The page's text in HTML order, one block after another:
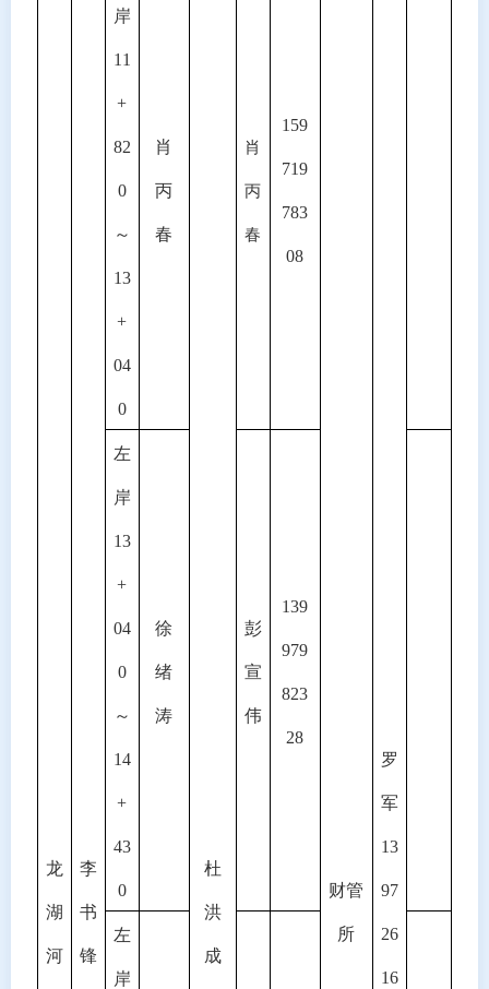
龙
湖
河
李
书
锋
岸
11
+
82
0
～
13
+
04
0
肖
丙
春
杜
洪
成
肖
丙
春
159
719
783
08
财管
所
罗
军
13
97
26
16
左
岸
13
+
04
0
～
14
+
43
0
徐
绪
涛
彭
宣
伟
139
979
823
28
左
岸